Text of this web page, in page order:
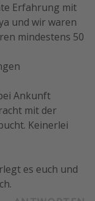
Erfahrung mit
und wir waren
mindestens 50
Ankunft
mit der
Keinerlei
es euch und